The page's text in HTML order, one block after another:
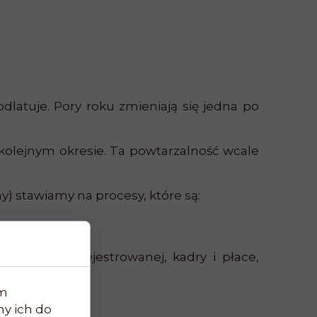
Pory roku zmieniają się jedna po
okresie. Ta powtarzalność wcale
stawiamy na procesy, które są:
nierejestrowanej, kadry i płace,
ich do